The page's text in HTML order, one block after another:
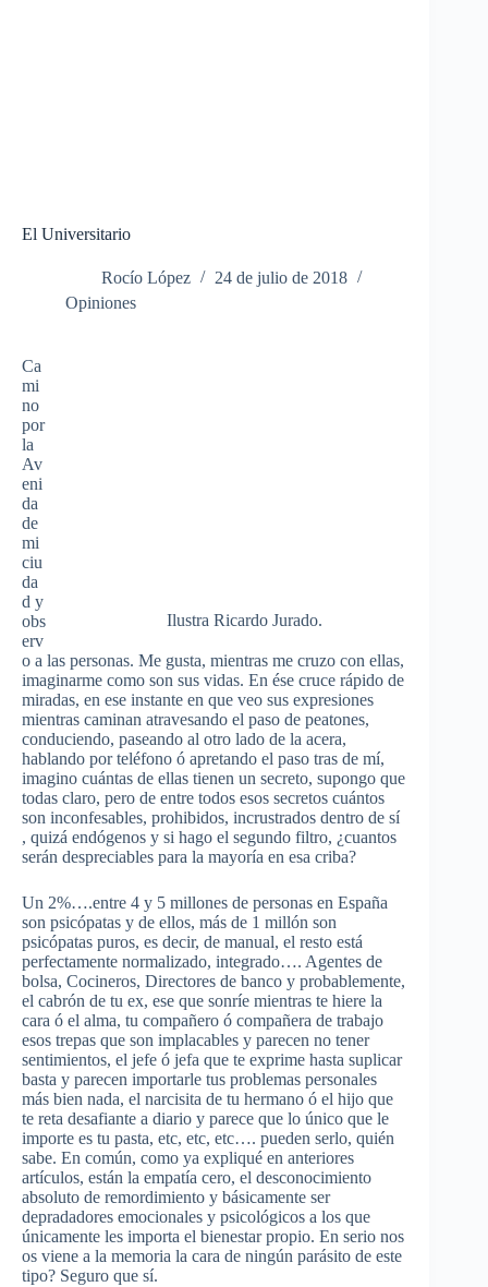
El Universitario
Rocío López
24 de julio de 2018
Opiniones
Ilustra Ricardo Jurado.
Ca
mi
no
por
la
Av
eni
da
de
mi
ciu
da
d y
obs
erv
o a las personas. Me gusta, mientras me cruzo con ellas,
imaginarme como son sus vidas. En ése cruce rápido de
miradas, en ese instante en que veo sus expresiones
mientras caminan atravesando el paso de peatones,
conduciendo, paseando al otro lado de la acera,
hablando por teléfono ó apretando el paso tras de mí,
imagino cuántas de ellas tienen un secreto, supongo que
todas claro, pero de entre todos esos secretos cuántos
son inconfesables, prohibidos, incrustrados dentro de sí
, quizá endógenos y si hago el segundo filtro, ¿cuantos
serán despreciables para la mayoría en esa criba?
Un 2%….entre 4 y 5 millones de personas en España
son psicópatas y de ellos, más de 1 millón son
psicópatas puros, es decir, de manual, el resto está
perfectamente normalizado, integrado…. Agentes de
bolsa, Cocineros, Directores de banco y probablemente,
el cabrón de tu ex, ese que sonríe mientras te hiere la
cara ó el alma, tu compañero ó compañera de trabajo
esos trepas que son implacables y parecen no tener
sentimientos, el jefe ó jefa que te exprime hasta suplicar
basta y parecen importarle tus problemas personales
más bien nada, el narcisita de tu hermano ó el hijo que
te reta desafiante a diario y parece que lo único que le
importe es tu pasta, etc, etc, etc…. pueden serlo, quién
sabe. En común, como ya expliqué en anteriores
artículos, están la empatía cero, el desconocimiento
absoluto de remordimiento y básicamente ser
depradadores emocionales y psicológicos a los que
únicamente les importa el bienestar propio. En serio nos
os viene a la memoria la cara de ningún parásito de este
tipo? Seguro que sí.